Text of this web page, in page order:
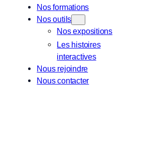
Nos formations
Nos outils
Nos expositions
Les histoires
interactives
Nous rejoindre
Nous contacter